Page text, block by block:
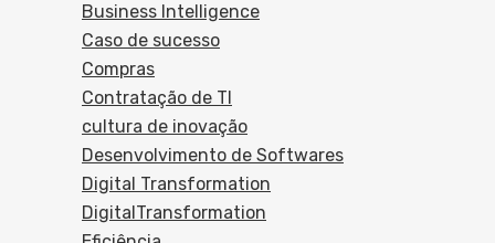
Business Intelligence
Caso de sucesso
Compras
Contratação de TI
cultura de inovação
Desenvolvimento de Softwares
Digital Transformation
DigitalTransformation